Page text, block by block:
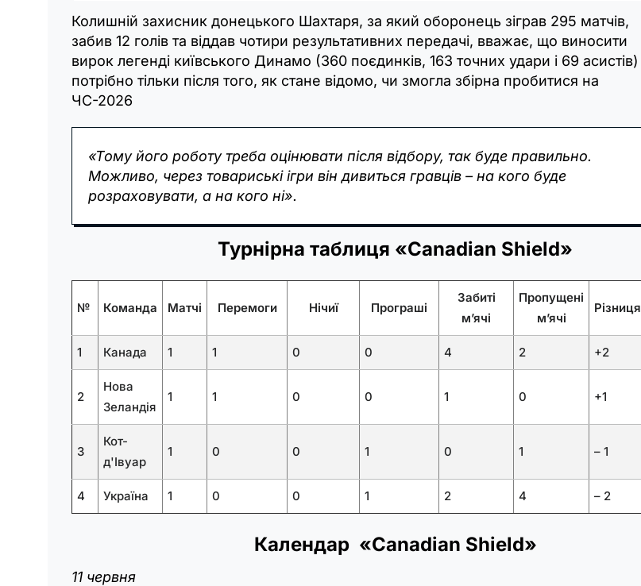
Колишній захисник донецького Шахтаря, за який оборонець зіграв 295 матчів,
забив 12 голів та віддав чотири результативних передачі, вважає, що виносити
вирок легенді київського Динамо (360 поєдинків, 163 точних удари і 69 асистів)
потрібно тільки після того, як стане відомо, чи змогла збірна пробитися на
ЧС-2026
«Тому його роботу треба оцінювати після відбору, так буде правильно.
Можливо, через товариські ігри він дивиться гравців – на кого буде
розраховувати, а на кого ні».
Турнірна таблиця «Canadian Shield»
№ Команда Матчі Перемоги Нічиї Програші
Забиті
м’ячі
Пропущені
м’ячі
Різниця
1 Канада 1 1 0 0 4 2 +2
2
Нова
Зеландія
1 1 0 0 1 0 +1
3
Кот-
д'Івуар
1 0 0 1 0 1 – 1
4 Україна 1 0 0 1 2 4 – 2
Календар «Canadian Shield»
11 червня